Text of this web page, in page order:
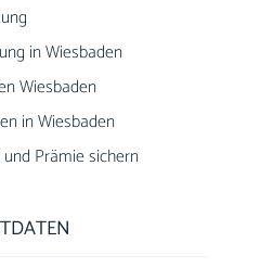
in Wiesbaden
Wiesbaden
in Wiesbaden
Prämie sichern